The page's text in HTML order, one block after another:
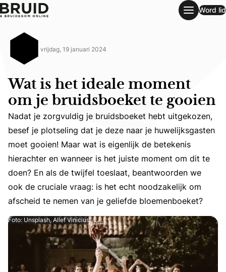
Wat is het ideale moment om je bruidsboeket te gooien
Word lid
vrijdag, 19 januari 2024
Wat is het ideale moment
om je bruidsboeket te gooien
Nadat je zorgvuldig je bruidsboeket hebt uitgekozen,
Nadat je zorgvuldig je bruidsboeket hebt uitgekozen,
besef je plotseling dat je deze naar je huwelijksgasten
moet gooien! Maar wat is eigenlijk de betekenis
hierachter en wanneer is het juiste moment om dit te
doen? En als de twijfel toeslaat, beantwoorden we
ook de cruciale vraag: is het echt noodzakelijk om
afscheid te nemen van je geliefde bloemenboeket?
Foto: Unsplash, Allef Vinicius